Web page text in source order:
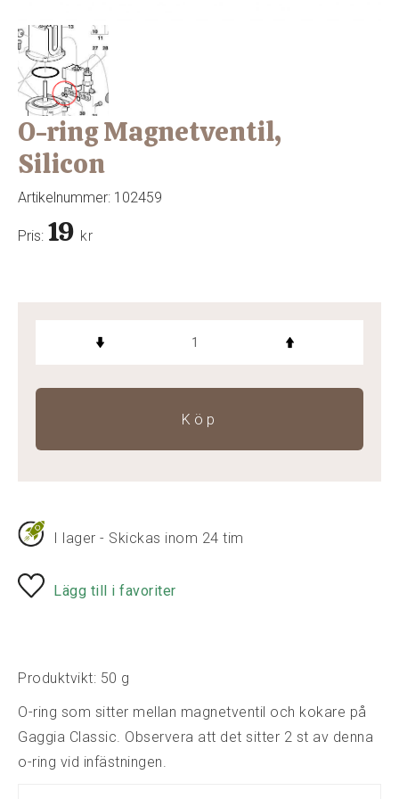
O-ring Magnetventil,
Silicon
Artikelnummer: 102459
Pris: 19 kr
Köp
I lager - Skickas inom 24 tim
Lägg till i favoriter
Produktvikt: 50 g
O-ring som sitter mellan magnetventil och kokare på
Gaggia Classic. Observera att det sitter 2 st av denna
o-ring vid infästningen.